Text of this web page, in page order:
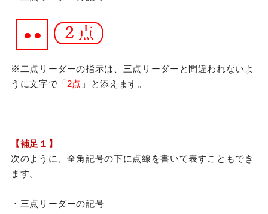
※二点リーダーの指示は、三点リーダーと間違われないよ
うに文字で「 2点 」と添えます。
【補足１】
次のように、全角記号の下に点線を書いて表すこともでき
ます。
・三点リーダーの記号